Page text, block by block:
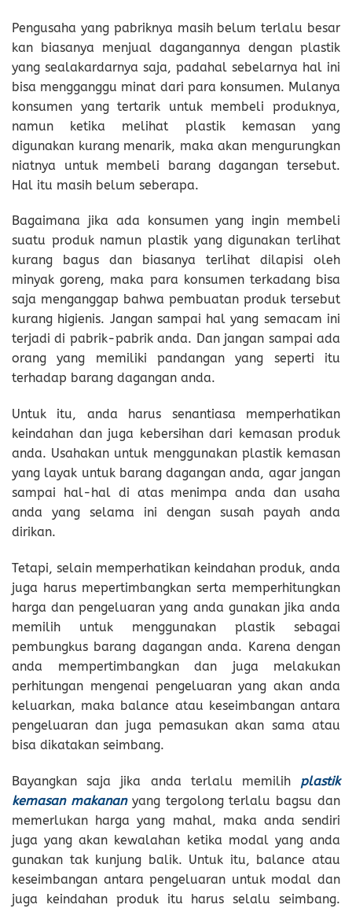
Pengusaha yang pabriknya masih belum terlalu besar
kan biasanya menjual dagangannya dengan plastik
yang sealakardarnya saja, padahal sebelarnya hal ini
bisa mengganggu minat dari para konsumen. Mulanya
konsumen yang tertarik untuk membeli produknya,
namun ketika melihat plastik kemasan yang
digunakan kurang menarik, maka akan mengurungkan
niatnya untuk membeli barang dagangan tersebut.
Hal itu masih belum seberapa.
Bagaimana jika ada konsumen yang ingin membeli
suatu produk namun plastik yang digunakan terlihat
kurang bagus dan biasanya terlihat dilapisi oleh
minyak goreng, maka para konsumen terkadang bisa
saja menganggap bahwa pembuatan produk tersebut
kurang higienis. Jangan sampai hal yang semacam ini
terjadi di pabrik-pabrik anda. Dan jangan sampai ada
orang yang memiliki pandangan yang seperti itu
terhadap barang dagangan anda.
Untuk itu, anda harus senantiasa memperhatikan
keindahan dan juga kebersihan dari kemasan produk
anda. Usahakan untuk menggunakan plastik kemasan
yang layak untuk barang dagangan anda, agar jangan
sampai hal-hal di atas menimpa anda dan usaha
anda yang selama ini dengan susah payah anda
dirikan.
Tetapi, selain memperhatikan keindahan produk, anda
juga harus mepertimbangkan serta memperhitungkan
harga dan pengeluaran yang anda gunakan jika anda
memilih untuk menggunakan plastik sebagai
pembungkus barang dagangan anda. Karena dengan
anda mempertimbangkan dan juga melakukan
perhitungan mengenai pengeluaran yang akan anda
keluarkan, maka balance atau keseimbangan antara
pengeluaran dan juga pemasukan akan sama atau
bisa dikatakan seimbang.
Bayangkan saja jika anda terlalu memilih plastik
kemasan makananyang tergolong terlalu bagsu dan
memerlukan harga yang mahal, maka anda sendiri
juga yang akan kewalahan ketika modal yang anda
gunakan tak kunjung balik. Untuk itu, balance atau
keseimbangan antara pengeluaran untuk modal dan
juga keindahan produk itu harus selalu seimbang.